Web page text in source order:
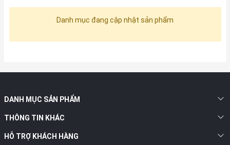
Danh mục đang cập nhật sản phẩm
DANH MỤC SẢN PHẨM
THÔNG TIN KHÁC
HỖ TRỢ KHÁCH HÀNG